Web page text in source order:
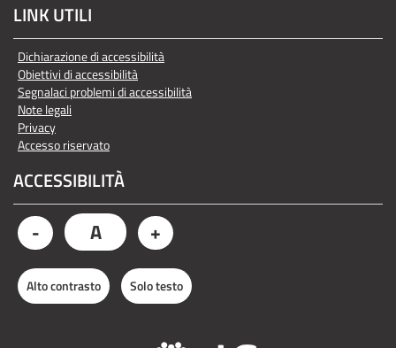
LINK UTILI
Dichiarazione di accessibilità
Obiettivi di accessibilità
Segnalaci problemi di accessibilità
Note legali
Privacy
Accesso riservato
ACCESSIBILITÀ
- A +
Alto contrasto Solo testo